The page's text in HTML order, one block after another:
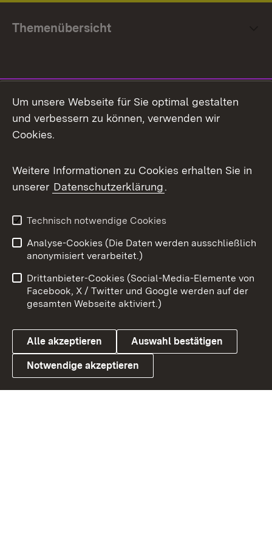
Themenübersicht
Facebook
X / Twitter
Youtube
Link zum Landesportal
Impressum
Kontakt
Barrierefreiheit
Datenschutz
Cookies
Um unsere Webseite für Sie optimal gestalten
und verbessern zu können, verwenden wir
Cookies.
Weitere Informationen zu Cookies erhalten Sie in
unserer Datenschutzerklärung.
Technisch notwendige Cookies
Analyse-Cookies (Die Daten werden ausschließlich
anonymisiert verarbeitet.)
Drittanbieter-Cookies (Social-Media-Elemente von
Facebook, X / Twitter und Google werden auf der
gesamten Webseite aktiviert.)
Alle akzeptieren Auswahl bestätigen
Notwendige akzeptieren